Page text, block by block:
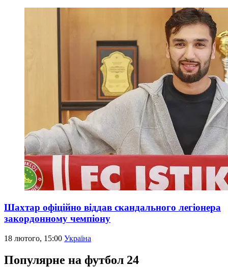
Шахтар офіційно віддав скандального легіонера
закордонному чемпіону
18 лютого, 15:00 Україна
Популярне на футбол 24